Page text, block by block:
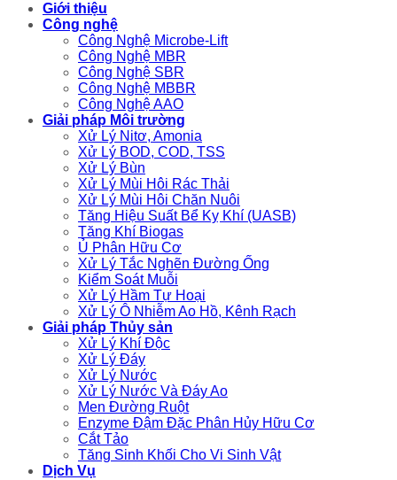
Giới thiệu
Công nghệ
Công Nghệ Microbe-Lift
Công Nghệ MBR
Công Nghệ SBR
Công Nghệ MBBR
Công Nghệ AAO
Giải pháp Môi trường
Xử Lý Nitơ, Amonia
Xử Lý BOD, COD, TSS
Xử Lý Bùn
Xử Lý Mùi Hôi Rác Thải
Xử Lý Mùi Hôi Chăn Nuôi
Tăng Hiệu Suất Bể Kỵ Khí (UASB)
Tăng Khí Biogas
Ủ Phân Hữu Cơ
Xử Lý Tắc Nghẽn Đường Ống
Kiểm Soát Muỗi
Xử Lý Hầm Tự Hoại
Xử Lý Ô Nhiễm Ao Hồ, Kênh Rạch
Giải pháp Thủy sản
Xử Lý Khí Độc
Xử Lý Đáy
Xử Lý Nước
Xử Lý Nước Và Đáy Ao
Men Đường Ruột
Enzyme Đậm Đặc Phân Hủy Hữu Cơ
Cắt Tảo
Tăng Sinh Khối Cho Vi Sinh Vật
Dịch Vụ